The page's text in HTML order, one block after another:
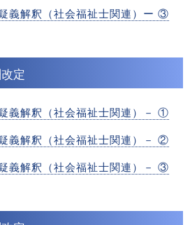
義解釈（社会福祉士関連）ー ③
定
義解釈（社会福祉士関連）－ ①
義解釈（社会福祉士関連）－ ②
義解釈（社会福祉士関連）－ ③